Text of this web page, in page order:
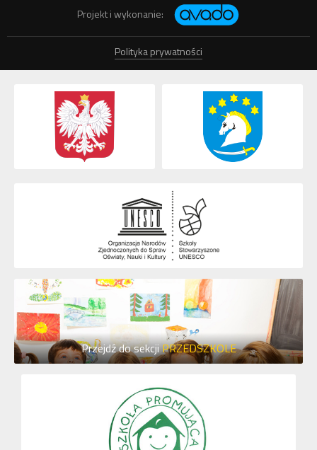
Projekt i wykonanie:
Polityka prywatności
Przejdź do sekcjiPRZEDSZKOLE